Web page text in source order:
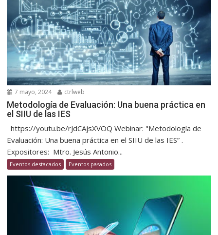
7 mayo, 2024 ctrlweb
Metodología de Evaluación: Una buena práctica en
el SIIU de las IES
https://youtu.be/rJdCAjsXVOQ Webinar: "Metodología de
Evaluación: Una buena práctica en el SIIU de las IES” .
Expositores: Mtro. Jesús Antonio...
Eventos destacados Eventos pasados